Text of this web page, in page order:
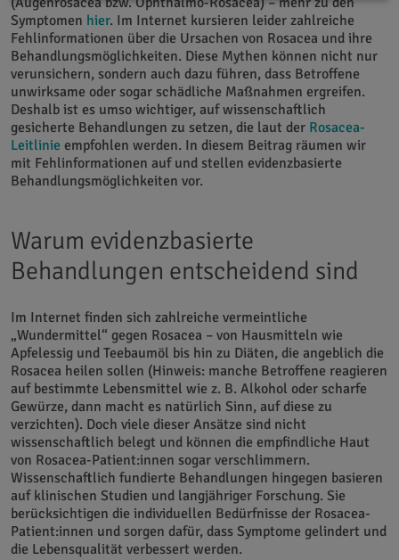
Symptomen hier. Im Internet kursieren leider zahlreiche
Fehlinformationen über die Ursachen von Rosacea und ihre
Behandlungsmöglichkeiten. Diese Mythen können nicht nur
verunsichern, sondern auch dazu führen, dass Betroffene
unwirksame oder sogar schädliche Maßnahmen ergreifen.
Deshalb ist es umso wichtiger, auf wissenschaftlich
gesicherte Behandlungen zu setzen, die laut der Rosacea-
Leitlinie empfohlen werden. In diesem Beitrag räumen wir
mit Fehlinformationen auf und stellen evidenzbasierte
Behandlungsmöglichkeiten vor.
Warum evidenzbasierte
Behandlungen entscheidend sind
Im Internet finden sich zahlreiche vermeintliche
„Wundermittel“ gegen Rosacea – von Hausmitteln wie
Apfelessig und Teebaumöl bis hin zu Diäten, die angeblich die
Rosacea heilen sollen (Hinweis: manche Betroffene reagieren
auf bestimmte Lebensmittel wie z. B. Alkohol oder scharfe
Gewürze, dann macht es natürlich Sinn, auf diese zu
verzichten). Doch viele dieser Ansätze sind nicht
wissenschaftlich belegt und können die empfindliche Haut
von Rosacea-Patient:innen sogar verschlimmern.
Wissenschaftlich fundierte Behandlungen hingegen basieren
auf klinischen Studien und langjähriger Forschung. Sie
berücksichtigen die individuellen Bedürfnisse der Rosacea-
Patient:innen und sorgen dafür, dass Symptome gelindert und
die Lebensqualität verbessert werden.